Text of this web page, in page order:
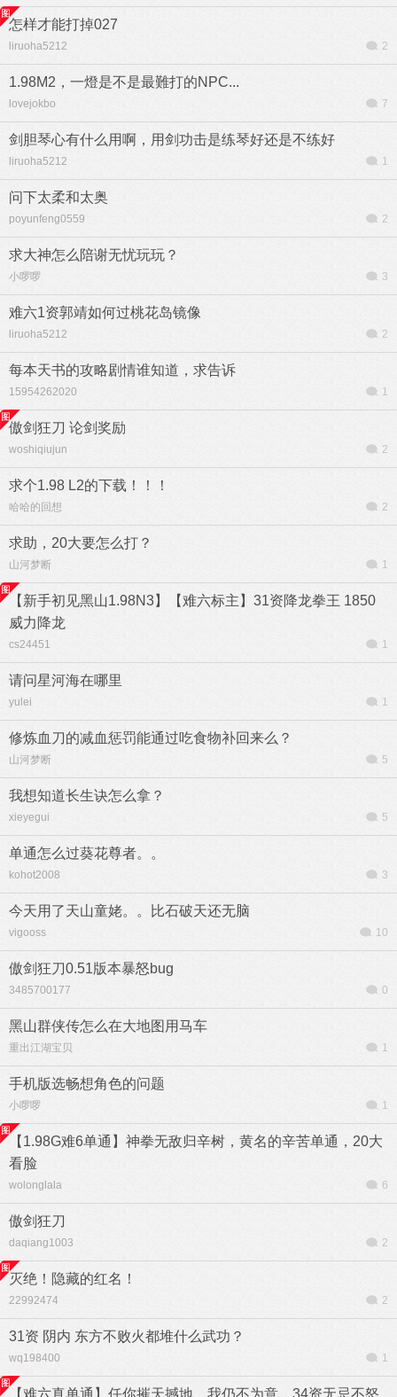
怎样才能打掉027
liruoha5212 2
1.98M2，一燈是不是最難打的NPC...
lovejokbo 7
剑胆琴心有什么用啊，用剑功击是练琴好还是不练好
liruoha5212 1
问下太柔和太奥
poyunfeng0559 2
求大神怎么陪谢无忧玩玩？
小啰啰 3
难六1资郭靖如何过桃花岛镜像
liruoha5212 2
每本天书的攻略剧情谁知道，求告诉
15954262020 1
傲剑狂刀 论剑奖励
woshiqiujun 2
求个1.98 L2的下载！！！
哈哈的回想 2
求助，20大要怎么打？
山河梦断 1
【新手初见黑山1.98N3】【难六标主】31资降龙拳王 1850
威力降龙
cs24451 1
请问星河海在哪里
yulei 1
修炼血刀的减血惩罚能通过吃食物补回来么？
山河梦断 5
我想知道长生诀怎么拿？
xieyegui 5
单通怎么过葵花尊者。。
kohot2008 3
今天用了天山童姥。。比石破天还无脑
vigooss 10
傲剑狂刀0.51版本暴怒bug
3485700177 0
黑山群侠传怎么在大地图用马车
重出江湖宝贝 1
手机版选畅想角色的问题
小啰啰 1
【1.98G难6单通】神拳无敌归辛树，黄名的辛苦单通，20大
看脸
wolonglala 6
傲剑狂刀
daqiang1003 2
灭绝！隐藏的红名！
22992474 2
31资 阴内 东方不败火都堆什么武功？
wq198400 1
【难六真单通】任你摧天撼地，我仍不为意。34资无忌不怒